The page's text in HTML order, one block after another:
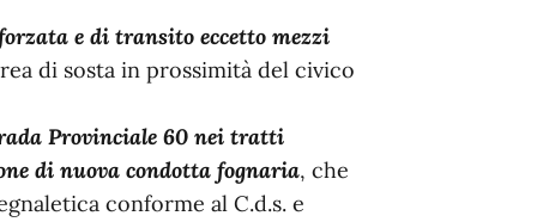
e di transito eccetto mezzi
di sosta in prossimità del civico
Provinciale 60 nei tratti
di nuova condotta fognaria, che
conforme al C.d.s. e